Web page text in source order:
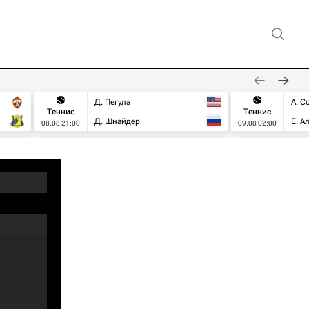
Теннис
08.08 21:00
Д. Пегула
Д. Шнайдер
Теннис
09.08 02:00
А.
Е.